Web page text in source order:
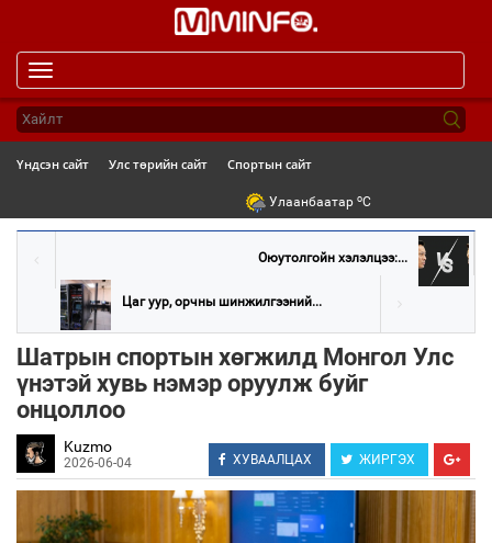
navigation
Үндсэн сайт Улс төрийн сайт Спортын сайт
Улаанбаатар oC
Оюутолгойн хэлэлцээ:...
Цаг уур, орчны шинжилгээний...
Шатрын спортын хөгжилд Монгол Улс
үнэтэй хувь нэмэр оруулж буйг
онцоллоо
Kuzmo
2026-06-04 ХУВААЛЦАХ ЖИРГЭХ